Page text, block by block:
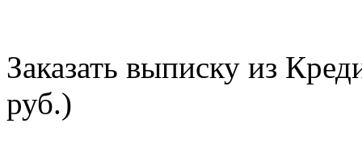
Заказать выписку из
руб.)